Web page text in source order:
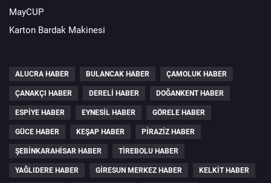
MayCUP
Karton Bardak Makinesi
ALUCRA HABER BULANCAK HABER ÇAMOLUK HABER
ÇANAKÇI HABER DERELI HABER DOĞANKENT HABER
ESPIYE HABER EYNESIL HABER GÖRELE HABER
GÜCE HABER KEŞAP HABER PIRAZIZ HABER
ŞEBINKARAHISAR HABER TIREBOLU HABER
YAĞLIDERE HABER GIRESUN MERKEZ HABER KELKIT HABER